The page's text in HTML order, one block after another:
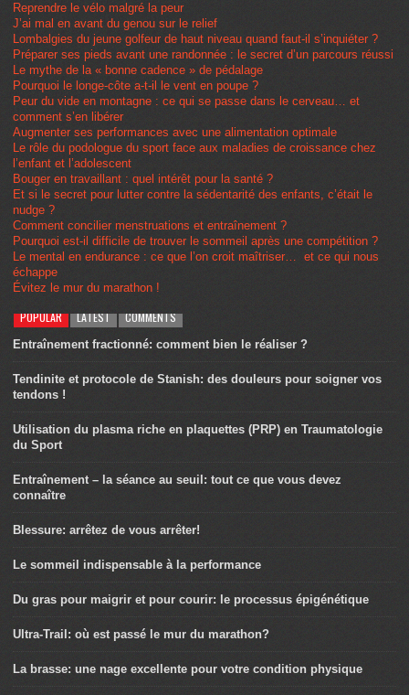
Reprendre le vélo malgré la peur
J’ai mal en avant du genou sur le relief
Lombalgies du jeune golfeur de haut niveau quand faut-il s’inquiéter ?
Préparer ses pieds avant une randonnée : le secret d’un parcours réussi
Le mythe de la « bonne cadence » de pédalage
Pourquoi le longe-côte a-t-il le vent en poupe ?
Peur du vide en montagne : ce qui se passe dans le cerveau… et
comment s’en libérer
Augmenter ses performances avec une alimentation optimale
Le rôle du podologue du sport face aux maladies de croissance chez
l’enfant et l’adolescent
Bouger en travaillant : quel intérêt pour la santé ?
Et si le secret pour lutter contre la sédentarité des enfants, c’était le
nudge ?
Comment concilier menstruations et entraînement ?
Pourquoi est-il difficile de trouver le sommeil après une compétition ?
Le mental en endurance : ce que l’on croit maîtriser… et ce qui nous
échappe
Évitez le mur du marathon !
POPULAR LATEST COMMENTS
Entraînement fractionné: comment bien le réaliser ?
Tendinite et protocole de Stanish: des douleurs pour soigner vos
tendons !
Utilisation du plasma riche en plaquettes (PRP) en Traumatologie
du Sport
Entraînement – la séance au seuil: tout ce que vous devez
connaître
Blessure: arrêtez de vous arrêter!
Le sommeil indispensable à la performance
Du gras pour maigrir et pour courir: le processus épigénétique
Ultra-Trail: où est passé le mur du marathon?
La brasse: une nage excellente pour votre condition physique